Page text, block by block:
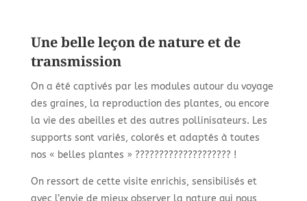
Une belle leçon de nature et de
transmission
On a été captivés par les modules autour du voyage
des graines, la reproduction des plantes, ou encore
la vie des abeilles et des autres pollinisateurs. Les
supports sont variés, colorés et adaptés à toutes
nos « belles plantes » ???????????????????? !
On ressort de cette visite enrichis, sensibilisés et
avec l’envie de mieux observer la nature qui nous